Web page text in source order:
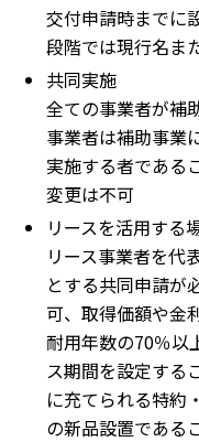
交付申請時までに
段階では現行名ま
共同実施
全ての事業者が補
事業者は補助事業
実施する者である
変更は不可
リースを活用する
リース事業者を代
とする共同申請が
可、取得価額や金
耐用年数の70％以
ス期間を設定する
に充てられる特約
の新品設置である